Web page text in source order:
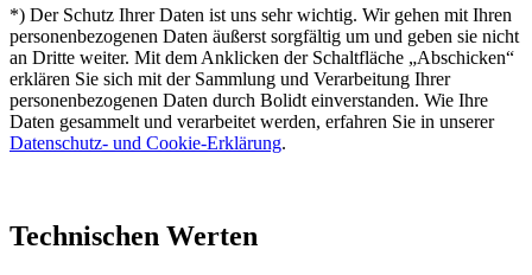
*) Der Schutz Ihrer Daten ist uns sehr wichtig. Wir gehen mit Ihren
personenbezogenen Daten äußerst sorgfältig um und geben sie nicht
an Dritte weiter. Mit dem Anklicken der Schaltfläche „Abschicken“
erklären Sie sich mit der Sammlung und Verarbeitung Ihrer
personenbezogenen Daten durch Bolidt einverstanden. Wie Ihre
Daten gesammelt und verarbeitet werden, erfahren Sie in unserer
Datenschutz- und Cookie-Erklärung.
Technischen Werten